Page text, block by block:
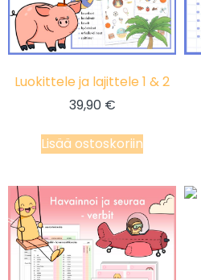
Luokittele ja lajittele 1 & 2
39,90 €
Lisää ostoskoriin